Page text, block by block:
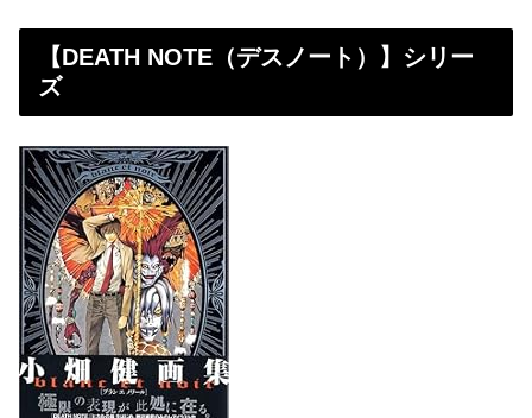
【DEATH NOTE （デスノート ）】シリー
ズ